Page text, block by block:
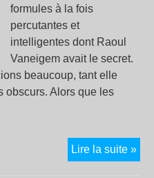
formules à la fois
percutantes et
intelligentes dont Raoul
Vaneigem avait le secret.
beaucoup, tant elle
obscurs. Alors que les
Lire la suite »